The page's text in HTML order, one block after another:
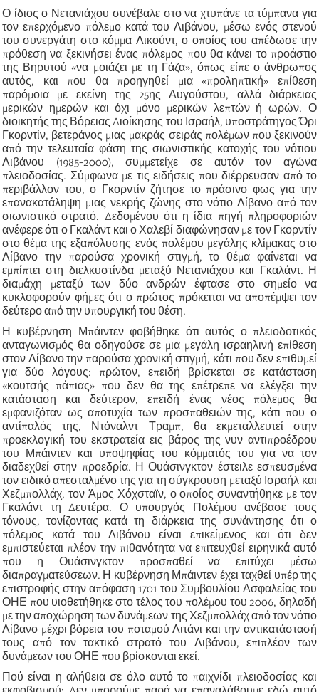
Ο ίδιος ο Νετανιάχου συνέβαλε στο να χτυπάνε τα τύμπανα για
τον επερχόμενο πόλεμο κατά του Λιβάνου, μέσω ενός στενού
του συνεργάτη στο κόμμα Λικούντ, ο οποίος του απέδωσε την
πρόθεση να ξεκινήσει ένας πόλεμος που θα κάνει το προάστιο
της Βηρυτού «να μοιάζει με τη Γάζα», όπως είπε ο άνθρωπος
αυτός, και που θα προηγηθεί μια «προληπτική» επίθεση
παρόμοια με εκείνη της 25ης Αυγούστου, αλλά διάρκειας
μερικών ημερών και όχι μόνο μερικών λεπτών ή ωρών. Ο
διοικητής της Βόρειας Διοίκησης του Ισραήλ, υποστράτηγος Όρι
Γκορντίν, βετεράνος μιας μακράς σειράς πολέμων που ξεκινούν
από την τελευταία φάση της σιωνιστικής κατοχής του νότιου
Λιβάνου (1985-2000), συμμετείχε σε αυτόν τον αγώνα
πλειοδοσίας. Σύμφωνα με τις ειδήσεις που διέρρευσαν από το
περιβάλλον του, ο Γκορντίν ζήτησε το πράσινο φως για την
επανακατάληψη μιας νεκρής ζώνης στο νότιο Λίβανο από τον
σιωνιστικό στρατό. Δεδομένου ότι η ίδια πηγή πληροφοριών
ανέφερε ότι ο Γκαλάντ και ο Χαλεβί διαφώνησαν με τον Γκορντίν
στο θέμα της εξαπόλυσης ενός πολέμου μεγάλης κλίμακας στο
Λίβανο την παρούσα χρονική στιγμή, το θέμα φαίνεται να
εμπίπτει στη διελκυστίνδα μεταξύ Νετανιάχου και Γκαλάντ. Η
διαμάχη μεταξύ των δύο ανδρών έφτασε στο σημείο να
κυκλοφορούν φήμες ότι ο πρώτος πρόκειται να αποπέμψει τον
δεύτερο από την υπουργική του θέση.
Η κυβέρνηση Μπάιντεν φοβήθηκε ότι αυτός ο πλειοδοτικός
ανταγωνισμός θα οδηγούσε σε μια μεγάλη ισραηλινή επίθεση
στον Λίβανο την παρούσα χρονική στιγμή, κάτι που δεν επιθυμεί
για δύο λόγους: πρώτον, επειδή βρίσκεται σε κατάσταση
«κουτσής πάπιας» που δεν θα της επέτρεπε να ελέγξει την
κατάσταση και δεύτερον, επειδή ένας νέος πόλεμος θα
εμφανιζόταν ως αποτυχία των προσπαθειών της, κάτι που ο
αντίπαλός της, Ντόναλντ Τραμπ, θα εκμεταλλευτεί στην
προεκλογική του εκστρατεία εις βάρος της νυν αντιπροέδρου
του Μπάιντεν και υποψηφίας του κόμματός του για να τον
διαδεχθεί στην προεδρία. Η Ουάσινγκτον έστειλε εσπευσμένα
τον ειδικό απεσταλμένο της για τη σύγκρουση μεταξύ Ισραήλ και
Χεζμπολλάχ, τον Άμος Χόχσταϊν, ο οποίος συναντήθηκε με τον
Γκαλάντ τη Δευτέρα. Ο υπουργός Πολέμου ανέβασε τους
τόνους, τονίζοντας κατά τη διάρκεια της συνάντησης ότι ο
πόλεμος κατά του Λιβάνου είναι επικείμενος και ότι δεν
εμπιστεύεται πλέον την πιθανότητα να επιτευχθεί ειρηνικά αυτό
που η Ουάσινγκτον προσπαθεί να επιτύχει μέσω
διαπραγματεύσεων. Η κυβέρνηση Μπάιντεν έχει ταχθεί υπέρ της
επιστροφής στην απόφαση 1701 του Συμβουλίου Ασφαλείας του
ΟΗΕ που υιοθετήθηκε στο τέλος του πολέμου του 2006, δηλαδή
με την αποχώρηση των δυνάμεων της Χεζμπολλάχ από τον νότιο
Λίβανο μέχρι βόρεια του ποταμού Λιτάνι και την αντικατάστασή
τους από τον τακτικό στρατό του Λιβάνου, επιπλέον των
δυνάμεων του ΟΗΕ που βρίσκονται εκεί.
Πού είναι η αλήθεια σε όλο αυτό το παιχνίδι πλειοδοσίας και